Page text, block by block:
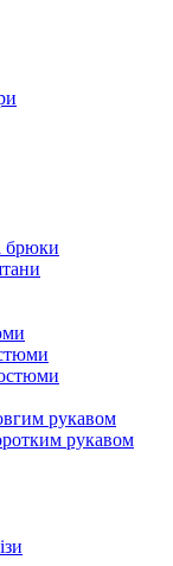
брюки
рукавом
рукавом